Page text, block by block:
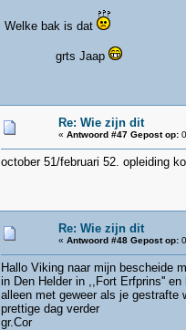
Welke bak is dat
grts Jaap
Re: Wie zijn dit
« Antwoord #47 Gepost op:
october 51/februari 52. opleiding
Re: Wie zijn dit
« Antwoord #48 Gepost op:
Hallo Viking naar mijn bescheide
in Den Helder in ,,Fort Erfprins''
alleen met geweer als je gestrafte
prettige dag verder
gr.Cor